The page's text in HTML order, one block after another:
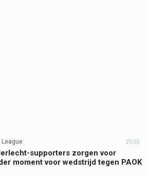
League 20:30
supporters zorgen voor
moment voor wedstrijd tegen PAOK